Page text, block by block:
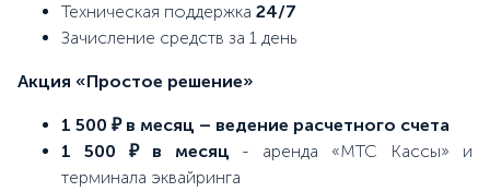
Техническая поддержка 24/7
Зачисление средств за 1 день
Акция «Простое решение»
1 500 ₽ в месяц – ведение расчетного счета
1 500 ₽ в месяц - аренда «МТС Кассы» и
терминала эквайринга